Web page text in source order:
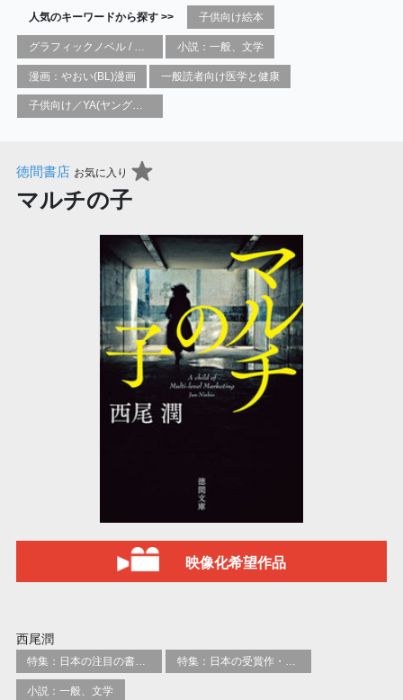
人気のキーワードから探す >> 子供向け絵本
小説：一般、文学
漫画：やおい(BL)漫画 一般読者向け医学と健康
子供向け／YA(ヤングアダルト)向け一般：芸術&芸術家
徳間書店 お気に入り
マルチの子
映像化希望作品
西尾潤
小説：一般、文学